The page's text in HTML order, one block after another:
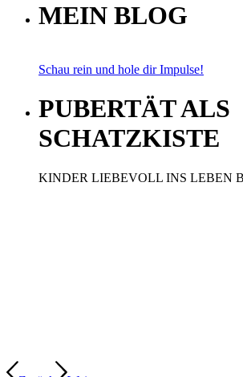
MEIN BLOG
Schau rein und hole dir Impulse!
PUBERTÄT ALS
SCHATZKISTE
KINDER LIEBEVOLL INS LEBEN